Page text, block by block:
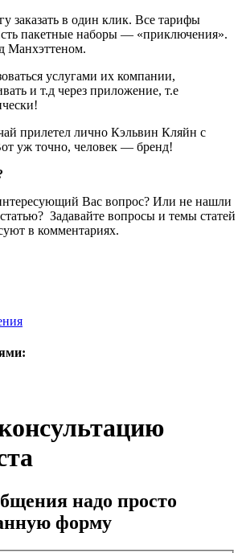
заказать в один клик. Все тарифы
пакетные наборы — «приключения».
Манхэттеном.
услугами их компании,
и т.д через приложение, т.е
прилетел лично Кэльвин Кляйн с
уж точно, человек — бренд!
Вас вопрос? Или не нашли
Задавайте вопросы и темы статей
в комментариях.
надо просто
форму